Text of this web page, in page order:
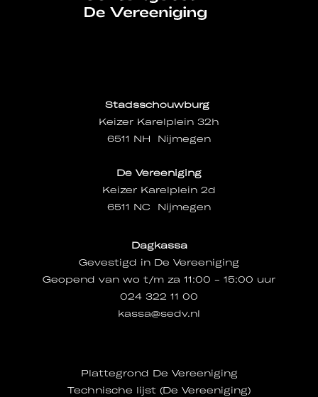
Stadsschouwburg
Keizer Karelplein 32h
6511 NH Nijmegen
De Vereeniging
Keizer Karelplein 2d
6511 NC Nijmegen
Dagkassa
Gevestigd in De Vereeniging
Geopend van wo t/m za 11:00 - 15:00 uur
024 322 11 00
kassa@sedv.nl
Plattegrond De Vereeniging
Technische lijst (De Vereeniging)